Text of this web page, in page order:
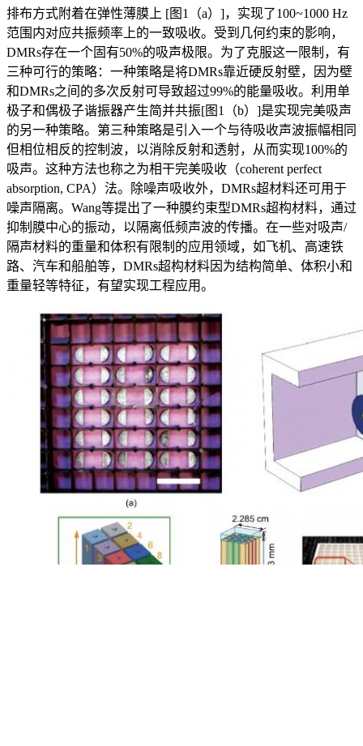
排布方式附着在弹性薄膜上 [图1（a）]，实现了100~1000 Hz
范围内对应共振频率上的一致吸收。受到几何约束的影响，
DMRs存在一个固有50%的吸声极限。为了克服这一限制，有
三种可行的策略：一种策略是将DMRs靠近硬反射壁，因为壁
和DMRs之间的多次反射可导致超过99%的能量吸收。利用单
极子和偶极子谐振器产生简并共振[图1（b）]是实现完美吸声
的另一种策略。第三种策略是引入一个与待吸收声波振幅相同
但相位相反的控制波，以消除反射和透射，从而实现100%的
吸声。这种方法也称之为相干完美吸收（coherent perfect
absorption, CPA）法。除噪声吸收外，DMRs超材料还可用于
噪声隔离。Wang等提出了一种膜约束型DMRs超构材料，通过
抑制膜中心的振动，以隔离低频声波的传播。在一些对吸声/
隔声材料的重量和体积有限制的应用领域，如飞机、高速铁
路、汽车和船舶等，DMRs超构材料因为结构简单、体积小和
重量轻等特征，有望实现工程应用。